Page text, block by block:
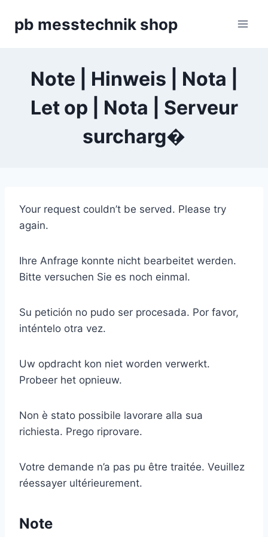
Inhaltpb messtechnik shop
Note | Hinweis | Nota |
Let op | Nota | Serveur
surcharg�
Your request couldn’t be served. Please try
again.
Ihre Anfrage konnte nicht bearbeitet werden.
Bitte versuchen Sie es noch einmal.
Su petición no pudo ser procesada. Por favor,
inténtelo otra vez.
Uw opdracht kon niet worden verwerkt.
Probeer het opnieuw.
Non è stato possibile lavorare alla sua
richiesta. Prego riprovare.
Votre demande n’a pas pu être traitée. Veuillez
réessayer ultérieurement.
Note